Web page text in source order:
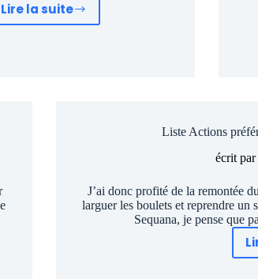
Lire la suite
Watch
Liste Actions
écrit par
J’ai donc profité de la remontée
larguer les boulets et reprendre un
Sequana, je pense que